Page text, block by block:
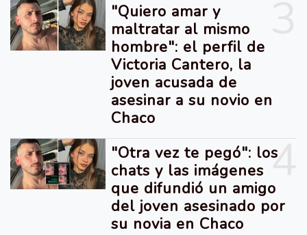
"Quiero amar y
maltratar al mismo
hombre": el perfil de
Victoria Cantero, la
joven acusada de
asesinar a su novio en
Chaco
4
"Otra vez te pegó": los
chats y las imágenes
que difundió un amigo
del joven asesinado por
su novia en Chaco